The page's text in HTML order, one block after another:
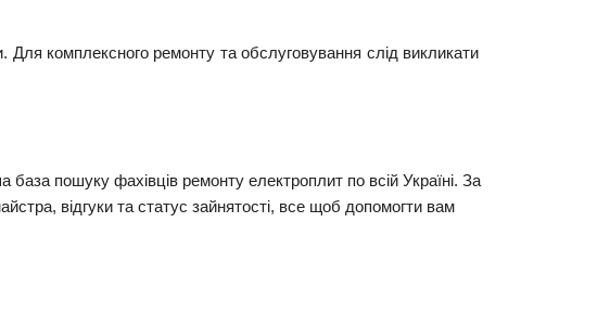
комплексного ремонту та обслуговування слід викликати
база пошуку фахівців ремонту електроплит по всій Україні. За
відгуки та статус зайнятості, все щоб допомогти вам